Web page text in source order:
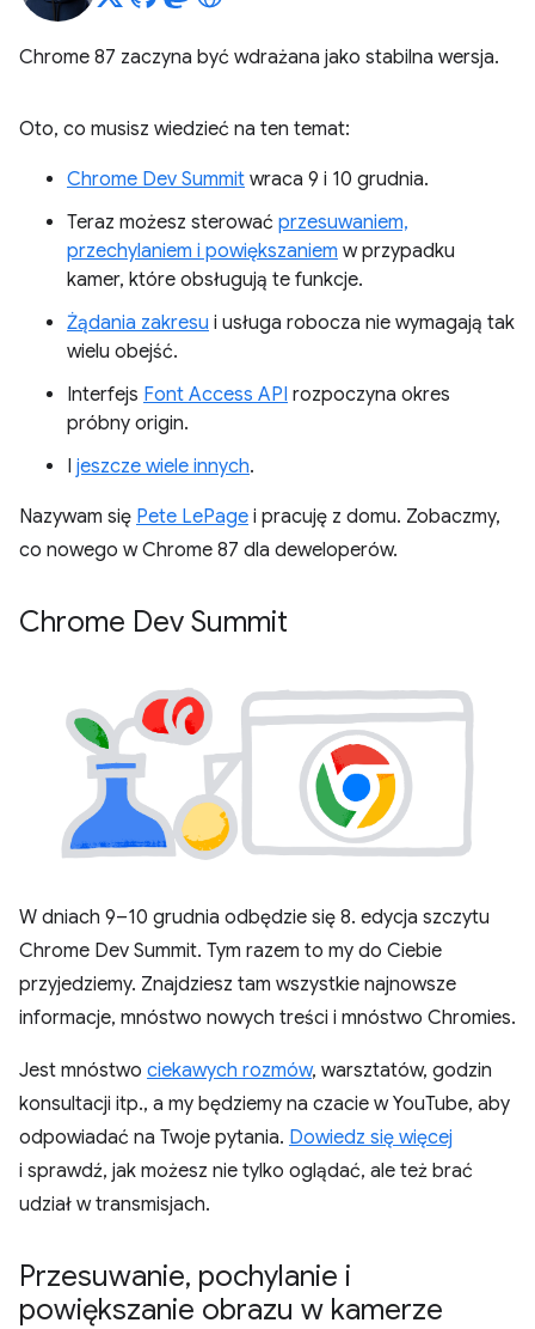
Chrome 87 zaczyna być wdrażana jako stabilna wersja.
Oto, co musisz wiedzieć na ten temat:
Chrome Dev Summit wraca 9 i 10 grudnia.
Teraz możesz sterować przesuwaniem,
przechylaniem i powiększaniem w przypadku
kamer, które obsługują te funkcje.
Żądania zakresu i usługa robocza nie wymagają tak
wielu obejść.
Interfejs Font Access API rozpoczyna okres
próbny origin.
I jeszcze wiele innych.
Nazywam się Pete LePage i pracuję z domu. Zobaczmy,
co nowego w Chrome 87 dla deweloperów.
Chrome Dev Summit
W dniach 9–10 grudnia odbędzie się 8. edycja szczytu
Chrome Dev Summit. Tym razem to my do Ciebie
przyjedziemy. Znajdziesz tam wszystkie najnowsze
informacje, mnóstwo nowych treści i mnóstwo Chromies.
Jest mnóstwo ciekawych rozmów, warsztatów, godzin
konsultacji itp., a my będziemy na czacie w YouTube, aby
odpowiadać na Twoje pytania. Dowiedz się więcej
i sprawdź, jak możesz nie tylko oglądać, ale też brać
udział w transmisjach.
Przesuwanie, pochylanie i
powiększanie obrazu w kamerze